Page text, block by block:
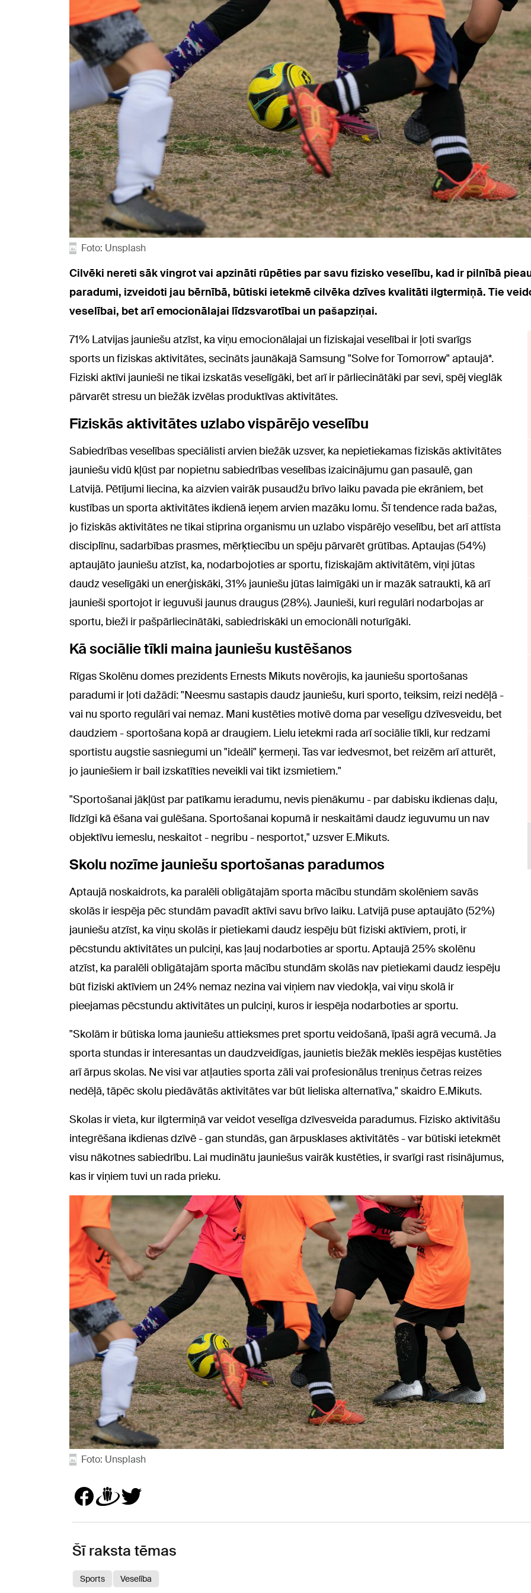
Foto: Unsplash
Cilvēki nereti sāk vingrot vai apzināti rūpēties par savu fizisko veselību, kad ir pilnībā
paradumi, izveidoti jau bērnībā, būtiski ietekmē cilvēka dzīves kvalitāti ilgtermiņā. Tie
veselībai, bet arī emocionālajai līdzsvarotībai un pašapziņai.
71% Latvijas jauniešu atzīst, ka viņu emocionālajai un fiziskajai veselībai ir ļoti svarīgs
sports un fiziskas aktivitātes, secināts jaunākajā Samsung "Solve for Tomorrow" aptaujā*.
Fiziski aktīvi jaunieši ne tikai izskatās veselīgāki, bet arī ir pārliecinātāki par sevi, spēj vieglāk
pārvarēt stresu un biežāk izvēlas produktīvas aktivitātes.
Fiziskās aktivitātes uzlabo vispārējo veselību
Sabiedrības veselības speciālisti arvien biežāk uzsver, ka nepietiekamas fiziskās aktivitātes
jauniešu vidū kļūst par nopietnu sabiedrības veselības izaicinājumu gan pasaulē, gan
Latvijā. Pētījumi liecina, ka aizvien vairāk pusaudžu brīvo laiku pavada pie ekrāniem, bet
kustības un sporta aktivitātes ikdienā ieņem arvien mazāku lomu. Šī tendence rada bažas,
jo fiziskās aktivitātes ne tikai stiprina organismu un uzlabo vispārējo veselību, bet arī attīsta
disciplīnu, sadarbības prasmes, mērķtiecību un spēju pārvarēt grūtības. Aptaujas (54%)
aptaujāto jauniešu atzīst, ka, nodarbojoties ar sportu, fiziskajām aktivitātēm, viņi jūtas
daudz veselīgāki un enerģiskāki, 31% jauniešu jūtas laimīgāki un ir mazāk satraukti, kā arī
jaunieši sportojot ir ieguvuši jaunus draugus (28%). Jaunieši, kuri regulāri nodarbojas ar
sportu, bieži ir pašpārliecinātāki, sabiedriskāki un emocionāli noturīgāki.
Kā sociālie tīkli maina jauniešu kustēšanos
Rīgas Skolēnu domes prezidents Ernests Mikuts novērojis, ka jauniešu sportošanas
paradumi ir ļoti dažādi: "Neesmu sastapis daudz jauniešu, kuri sporto, teiksim, reizi nedēļā -
vai nu sporto regulāri vai nemaz. Mani kustēties motivē doma par veselīgu dzīvesveidu, bet
daudziem - sportošana kopā ar draugiem. Lielu ietekmi rada arī sociālie tīkli, kur redzami
sportistu augstie sasniegumi un "ideāli" ķermeņi. Tas var iedvesmot, bet reizēm arī atturēt,
jo jauniešiem ir bail izskatīties neveikli vai tikt izsmietiem."
"Sportošanai jākļūst par patīkamu ieradumu, nevis pienākumu - par dabisku ikdienas daļu,
līdzīgi kā ēšana vai gulēšana. Sportošanai kopumā ir neskaitāmi daudz ieguvumu un nav
objektīvu iemeslu, neskaitot - negribu - nesportot," uzsver E.Mikuts.
Skolu nozīme jauniešu sportošanas paradumos
Aptaujā noskaidrots, ka paralēli obligātajām sporta mācību stundām skolēniem savās
skolās ir iespēja pēc stundām pavadīt aktīvi savu brīvo laiku. Latvijā puse aptaujāto (52%)
jauniešu atzīst, ka viņu skolās ir pietiekami daudz iespēju būt fiziski aktīviem, proti, ir
pēcstundu aktivitātes un pulciņi, kas ļauj nodarboties ar sportu. Aptaujā 25% skolēnu
atzīst, ka paralēli obligātajām sporta mācību stundām skolās nav pietiekami daudz iespēju
būt fiziski aktīviem un 24% nemaz nezina vai viņiem nav viedokļa, vai viņu skolā ir
pieejamas pēcstundu aktivitātes un pulciņi, kuros ir iespēja nodarboties ar sportu.
"Skolām ir būtiska loma jauniešu attieksmes pret sportu veidošanā, īpaši agrā vecumā. Ja
sporta stundas ir interesantas un daudzveidīgas, jaunietis biežāk meklēs iespējas kustēties
arī ārpus skolas. Ne visi var atļauties sporta zāli vai profesionālus treniņus četras reizes
nedēļā, tāpēc skolu piedāvātās aktivitātes var būt lieliska alternatīva," skaidro E.Mikuts.
Skolas ir vieta, kur ilgtermiņā var veidot veselīga dzīvesveida paradumus. Fizisko aktivitāšu
integrēšana ikdienas dzīvē - gan stundās, gan ārpusklases aktivitātēs - var būtiski ietekmēt
visu nākotnes sabiedrību. Lai mudinātu jauniešus vairāk kustēties, ir svarīgi rast risinājumus,
kas ir viņiem tuvi un rada prieku.
Foto: Unsplash
Šī raksta tēmas
Sports Veselība